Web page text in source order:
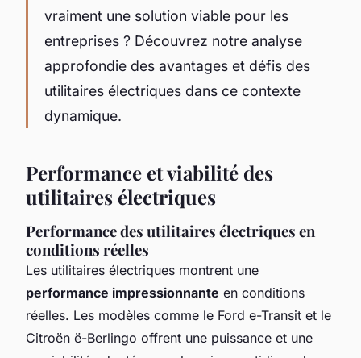
vraiment une solution viable pour les
entreprises ? Découvrez notre analyse
approfondie des avantages et défis des
utilitaires électriques dans ce contexte
dynamique.
Performance et viabilité des
utilitaires électriques
Performance des utilitaires électriques en
conditions réelles
Les utilitaires électriques montrent une
performance impressionnante en conditions
réelles. Les modèles comme le Ford e-Transit et le
Citroën ë-Berlingo offrent une puissance et une